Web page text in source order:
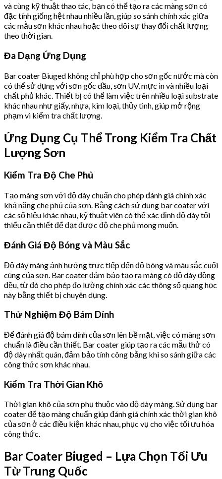
và cùng kỹ thuật thao tác, bạn có thể tạo ra các màng sơn có
đặc tính giống hệt nhau nhiều lần, giúp so sánh chính xác giữa
các mẫu sơn khác nhau hoặc theo dõi sự thay đổi chất lượng
theo thời gian.
Đa Dạng Ứng Dụng
Bar coater Biuged không chỉ phù hợp cho sơn gốc nước mà còn
có thể sử dụng với sơn gốc dầu, sơn UV, mực in và nhiều loại
chất phủ khác. Thiết bị có thể làm việc trên nhiều loại substrate
khác nhau như giấy, nhựa, kim loại, thủy tinh, giúp mở rộng
phạm vi kiểm tra chất lượng.
Ứng Dụng Cụ Thể Trong Kiểm Tra Chất
Lượng Sơn
Kiểm Tra Độ Che Phủ
Tạo màng sơn với độ dày chuẩn cho phép đánh giá chính xác
khả năng che phủ của sơn. Bằng cách sử dụng bar coater với
các số hiệu khác nhau, kỹ thuật viên có thể xác định độ dày tối
thiểu cần thiết để đạt được độ che phủ mong muốn.
Đánh Giá Độ Bóng và Màu Sắc
Độ dày màng ảnh hưởng trực tiếp đến độ bóng và màu sắc cuối
cùng của sơn. Bar coater đảm bảo tạo ra màng có độ dày đồng
đều, từ đó cho phép đo lường chính xác các thông số quang học
này bằng thiết bị chuyên dụng.
Thử Nghiệm Độ Bám Dính
Để đánh giá độ bám dính của sơn lên bề mặt, việc có màng sơn
chuẩn là điều cần thiết. Bar coater giúp tạo ra các mẫu thử có
độ dày nhất quán, đảm bảo tính công bằng khi so sánh giữa các
công thức sơn khác nhau.
Kiểm Tra Thời Gian Khô
Thời gian khô của sơn phụ thuộc vào độ dày màng. Sử dụng bar
coater để tạo màng chuẩn giúp đánh giá chính xác thời gian khô
của sơn ở các điều kiện khác nhau, phục vụ cho việc tối ưu hóa
công thức.
Bar Coater Biuged – Lựa Chọn Tối Ưu
Từ Trung Quốc